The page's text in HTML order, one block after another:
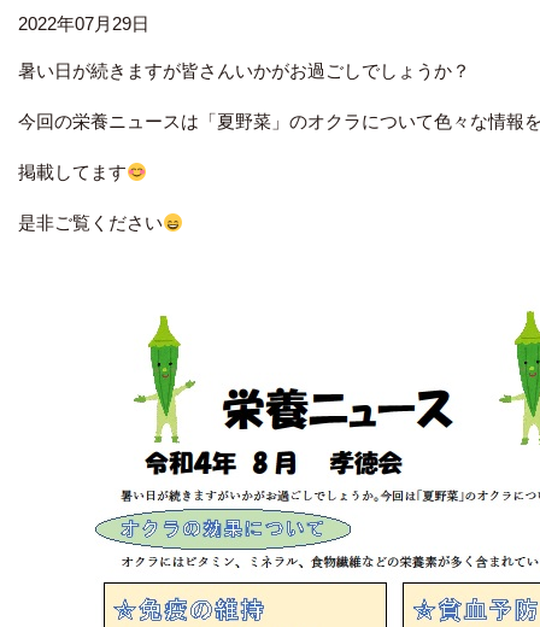
2022年07月29日
暑い日が続きますが皆さんいかがお過ごしでしょうか？
今回の栄養ニュースは「夏野菜」のオクラについて色々な情報
掲載してます
是非ご覧ください